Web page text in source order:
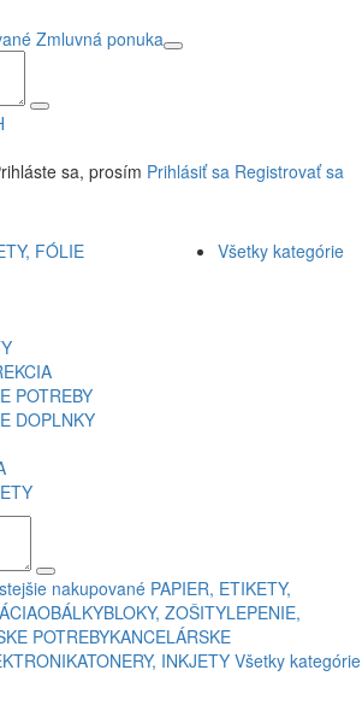
Zmluvná ponuka
sa, prosím Prihlásiť sa Registrovať sa
FÓLIE
POTREBY
DOPLNKY
Všetky kategórie
nakupované PAPIER, ETIKETY,
OBÁLKYBLOKY, ZOŠITYLEPENIE,
POTREBYKANCELÁRSKE
TONERY, INKJETY Všetky kategórie